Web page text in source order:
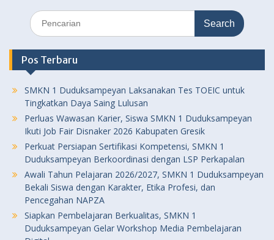
Search
for:
Pos Terbaru
SMKN 1 Duduksampeyan Laksanakan Tes TOEIC untuk
Tingkatkan Daya Saing Lulusan
Perluas Wawasan Karier, Siswa SMKN 1 Duduksampeyan
Ikuti Job Fair Disnaker 2026 Kabupaten Gresik
Perkuat Persiapan Sertifikasi Kompetensi, SMKN 1
Duduksampeyan Berkoordinasi dengan LSP Perkapalan
Awali Tahun Pelajaran 2026/2027, SMKN 1 Duduksampeyan
Bekali Siswa dengan Karakter, Etika Profesi, dan
Pencegahan NAPZA
Siapkan Pembelajaran Berkualitas, SMKN 1
Duduksampeyan Gelar Workshop Media Pembelajaran